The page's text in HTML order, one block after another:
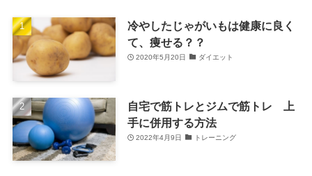
冷やしたじゃがいもは健康に良く
て、痩せる？？
2020年5月20日 ダイエット
自宅で筋トレとジムで筋トレ 上
手に併用する方法
2022年4月9日 トレーニング